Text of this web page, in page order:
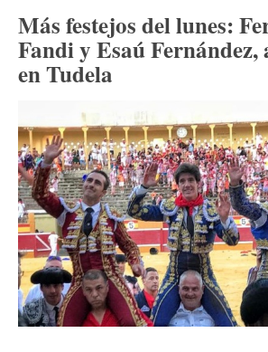
Más festejos del lunes:
Fandi y Esaú Fernández,
en Tudela